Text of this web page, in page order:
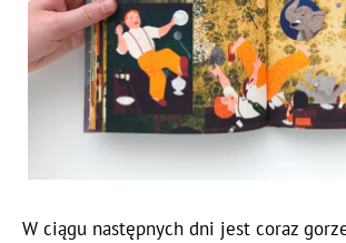
W ciągu następnych dni jest coraz